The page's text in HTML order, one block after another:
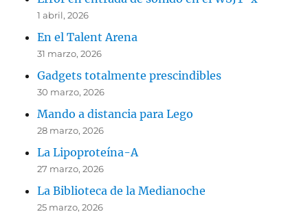
1 abril, 2026
En el Talent Arena
31 marzo, 2026
Gadgets totalmente prescindibles
30 marzo, 2026
Mando a distancia para Lego
28 marzo, 2026
La Lipoproteína-A
27 marzo, 2026
La Biblioteca de la Medianoche
25 marzo, 2026